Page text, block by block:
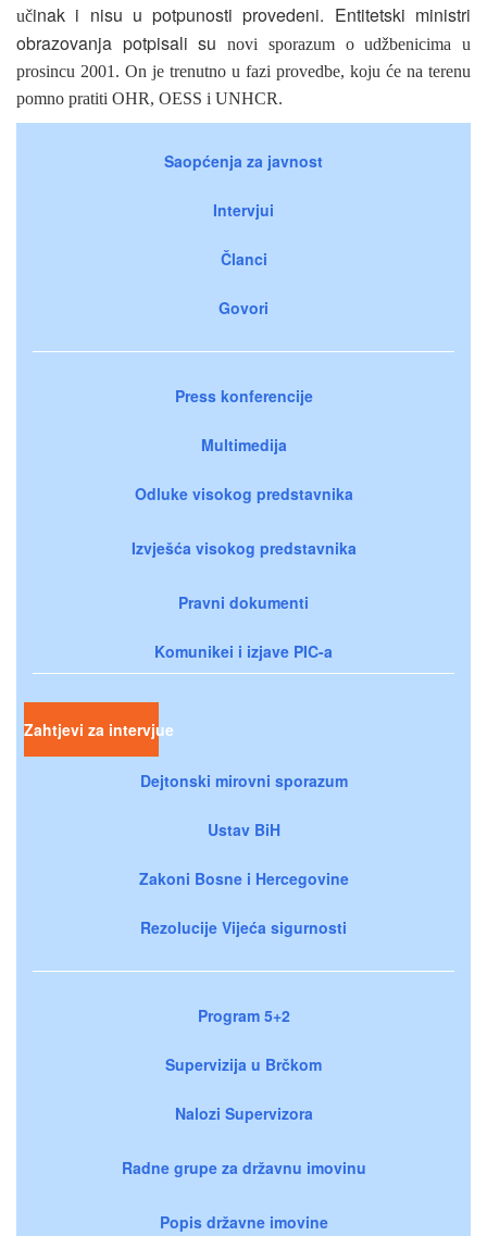
učinak i nisu u potpunosti provedeni. Entitetski ministri
obrazovanja potpisali su novi sporazum o udžbenicima u
prosincu 2001. On je trenutno u fazi provedbe, koju će na terenu
pomno pratiti OHR, OESS i UNHCR.
Saopćenja za javnost
Intervjui
Članci
Govori
Press konferencije
Multimedija
Odluke visokog predstavnika
Izvješća visokog predstavnika
Pravni dokumenti
Komunikei i izjave PIC-a
Zahtjevi za intervjue
Dejtonski mirovni sporazum
Ustav BiH
Zakoni Bosne i Hercegovine
Rezolucije Vijeća sigurnosti
Program 5+2
Supervizija u Brčkom
Nalozi Supervizora
Radne grupe za državnu imovinu
Popis državne imovine